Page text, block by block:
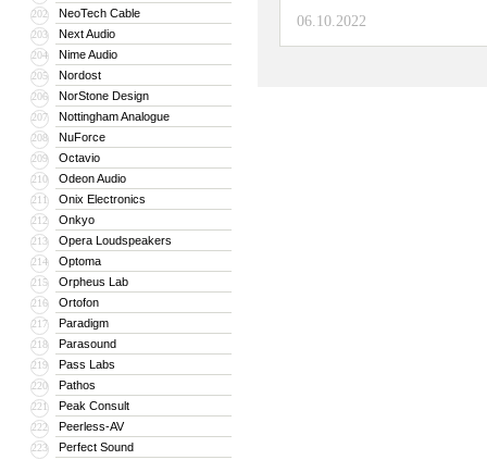
202 NeoTech Cable
203 Next Audio
204 Nime Audio
205 Nordost
206 NorStone Design
207 Nottingham Analogue
208 NuForce
209 Octavio
210 Odeon Audio
211 Onix Electronics
212 Onkyo
213 Opera Loudspeakers
214 Optoma
215 Orpheus Lab
216 Ortofon
217 Paradigm
218 Parasound
219 Pass Labs
220 Pathos
221 Peak Consult
222 Peerless-AV
223 Perfect Sound
06.10.2022